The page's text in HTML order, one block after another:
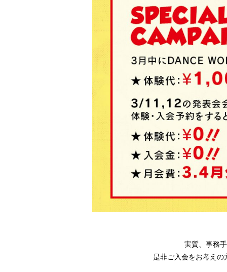
実質、事務
是非ご入会をお考え